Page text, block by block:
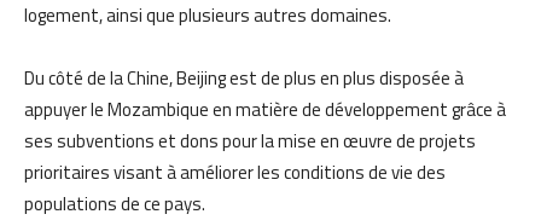
logement, ainsi que plusieurs autres domaines.
Du côté de la Chine, Beijing est de plus en plus disposée à
appuyer le Mozambique en matière de développement grâce à
ses subventions et dons pour la mise en œuvre de projets
prioritaires visant à améliorer les conditions de vie des
populations de ce pays.